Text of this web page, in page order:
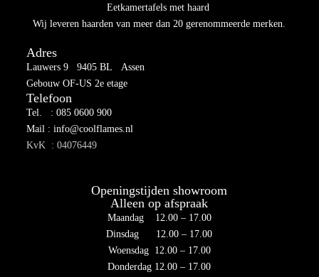
Eetkamertafels met haard
Wij leveren haarden van meer dan 20 gerenommeerde merken.
Adres
Lauwers 9 9405 BL Assen
Gebouw OF-US 2e etage
Telefoon
Tel. : 085 0600 900
Mail : info@coolflames.nl
KvK : 04076449
Openingstijden showroom
Alleen op afspraak
Maandag 12.00 – 17.00
Dinsdag 12.00 – 17.00
Woensdag 12.00 – 17.00
Donderdag 12.00 – 17.00